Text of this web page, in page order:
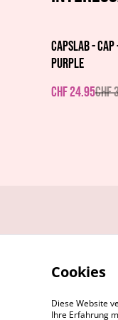
%
Capslab -
Purple
CHF 24.95CHF
Cookies
Diese Website
Ihre Erfahrung